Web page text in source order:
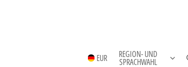
EUR REGION- UND
SPRACHWAHL